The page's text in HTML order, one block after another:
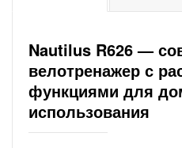
Nautilus R626 —
велотренажер с
функциями для
использования